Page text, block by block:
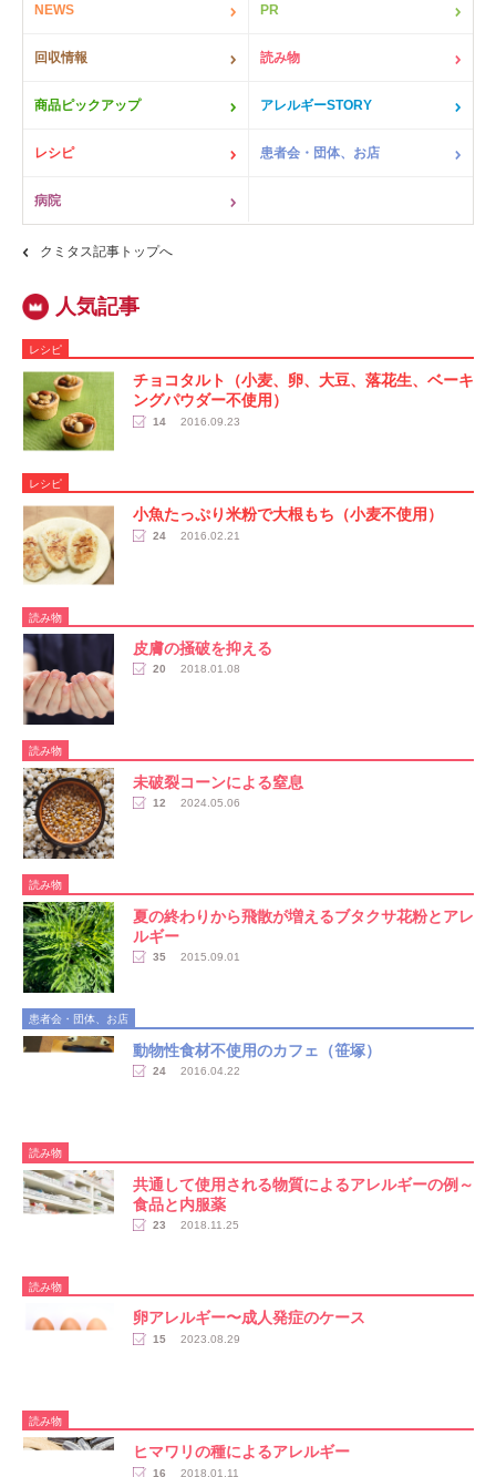
NEWS PR
回収情報 読み物
商品ピックアップ アレルギーSTORY
レシピ 患者会・団体、お店
病院
クミタス記事トップへ
レシピ
チョコタルト（小麦、卵、大豆、落花生、ベーキ
ングパウダー不使用）
14 2016.09.23
レシピ
小魚たっぷり米粉で大根もち（小麦不使用）
24 2016.02.21
読み物
皮膚の掻破を抑える
20 2018.01.08
読み物
未破裂コーンによる窒息
12 2024.05.06
読み物
夏の終わりから飛散が増えるブタクサ花粉とアレ
ルギー
35 2015.09.01
患者会・団体、お店
動物性食材不使用のカフェ（笹塚）
24 2016.04.22
読み物
共通して使用される物質によるアレルギーの例～
食品と内服薬
23 2018.11.25
読み物
卵アレルギー〜成人発症のケース
15 2023.08.29
読み物
ヒマワリの種によるアレルギー
16 2018.01.11